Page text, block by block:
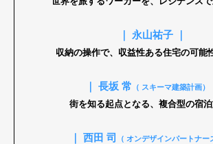
Art&Design WatchFashion
｜ 永山祐子 ｜
収納の操作で、収益性ある住宅の可能
｜ 長坂 常 （ スキーマ建築計画）
街を知る起点となる、複合型の宿泊
｜ 西田 司 （ オンデザインパートナー